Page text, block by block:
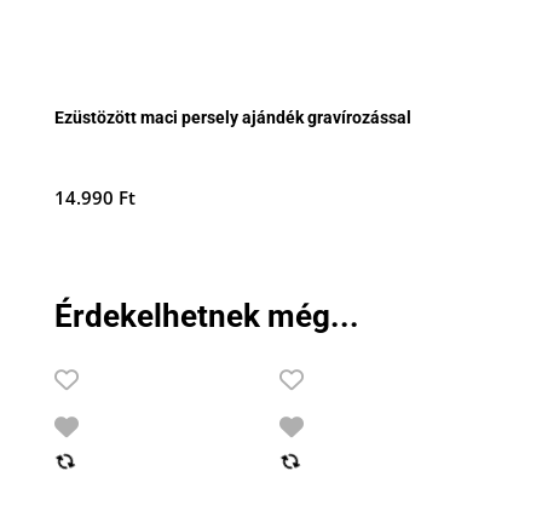
Ezüstözött maci persely ajándék gravírozással
14.990 Ft
Érdekelhetnek még...